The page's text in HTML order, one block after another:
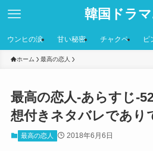
韓国ドラ
ウンヒの涙 甘い秘密 チャクペ ピ
ホーム 最高の恋人
最高の恋人-あらすじ-
想付きネタバレであり
最高の恋人 2018年6月6日